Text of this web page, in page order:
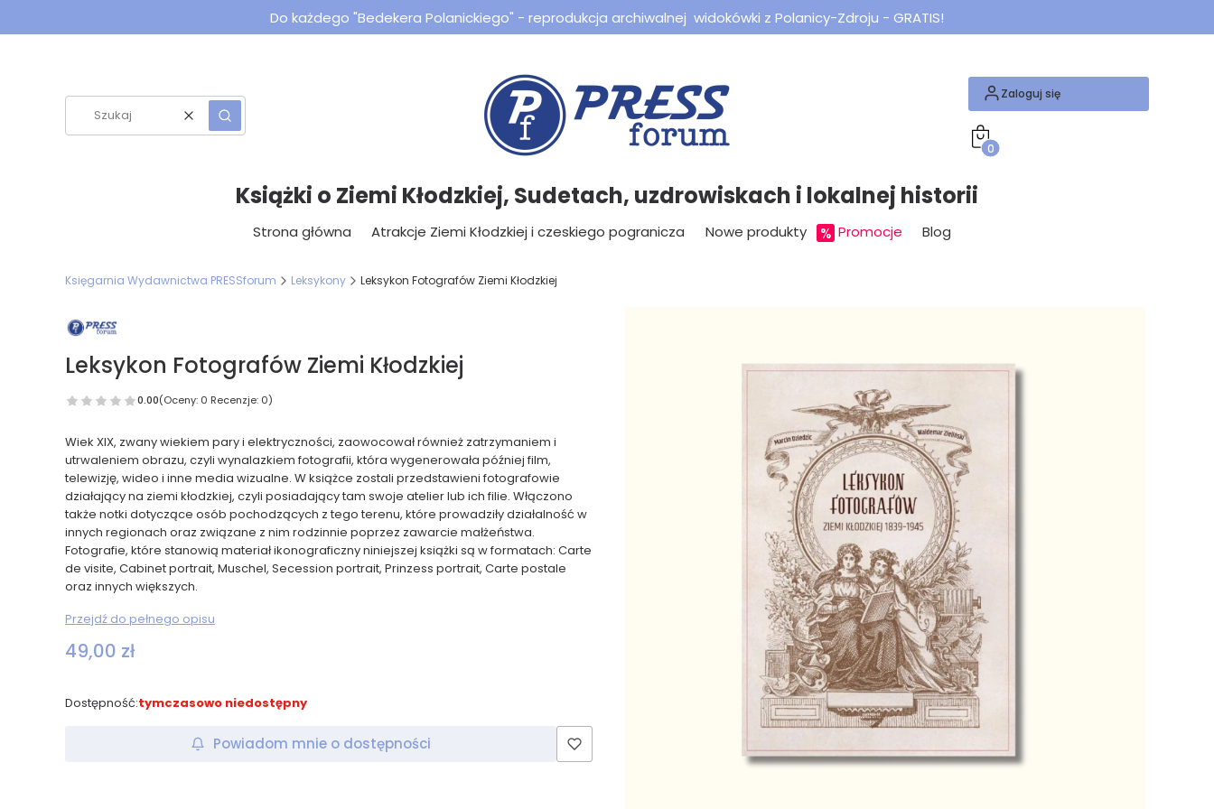
Do każdego "Bedekera Polanickiego" - reprodukcja archiwalnej widokówki z Polanicy-Zdroju - GRATIS!
WyczyśćSzukaj
Zaloguj się
Produkty w koszyku: 0. Zobacz
Książki o Ziemi Kłodzkiej, Sudetach, uzdrowiskach i lokalnej historii
Strona główna Atrakcje Ziemi Kłodzkiej i czeskiego pogranicza Nowe produkty Promocje Blog
Księgarnia Wydawnictwa PRESSforum Leksykony Leksykon Fotografów Ziemi Kłodzkiej
Leksykon Fotografów Ziemi Kłodzkiej
0.00(Oceny: 0 Recenzje: 0)
Wiek XIX, zwany wiekiem pary i elektryczności, zaowocował również zatrzymaniem i
utrwaleniem obrazu, czyli wynalazkiem fotografii, która wygenerowała później film,
telewizję, wideo i inne media wizualne. W książce zostali przedstawieni fotografowie
działający na ziemi kłodzkiej, czyli posiadający tam swoje atelier lub ich filie. Włączono
także notki dotyczące osób pochodzących z tego terenu, które prowadziły działalność w
innych regionach oraz związane z nim rodzinnie poprzez zawarcie małżeństwa.
Fotografie, które stanowią materiał ikonograficzny niniejszej książki są w formatach: Carte
de visite, Cabinet portrait, Muschel, Secession portrait, Prinzess portrait, Carte postale
oraz innych większych.
Przejdź do pełnego opisu
Cena
49,00 zł
Dostępność:tymczasowo niedostępny
Powiadom mnie o dostępności